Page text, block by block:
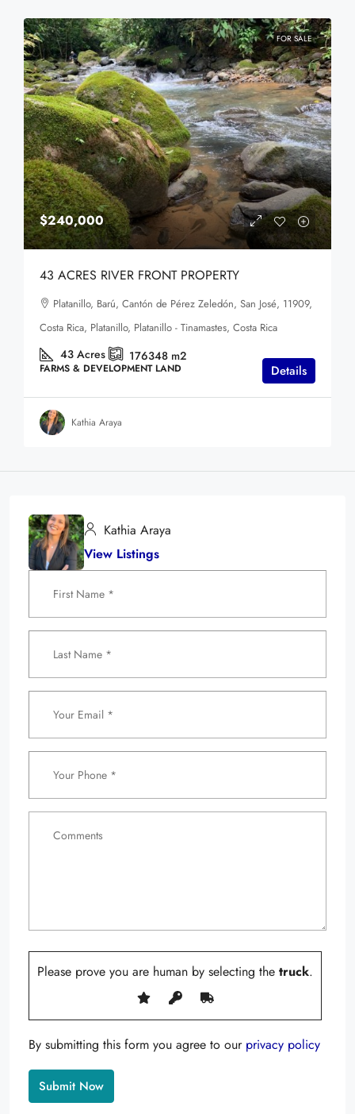
FOR SALE
$240,000
43 ACRES RIVER FRONT PROPERTY
Platanillo, Barú, Cantón de Pérez Zeledón, San José, 11909,
Costa Rica, Platanillo, Platanillo - Tinamastes, Costa Rica
43 Acres 176348 m2
FARMS & DEVELOPMENT LAND Details
Kathia Araya
Kathia Araya
View Listings
Please prove you are human by selecting the truck.
By submitting this form you agree to our privacy policy